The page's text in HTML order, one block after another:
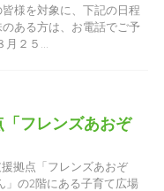
様を対象に、下記の日程
ある方は、お電話でご予
２５...
フレンズあおぞ
拠点「フレンズあおぞ
」の2階にある子育て広場